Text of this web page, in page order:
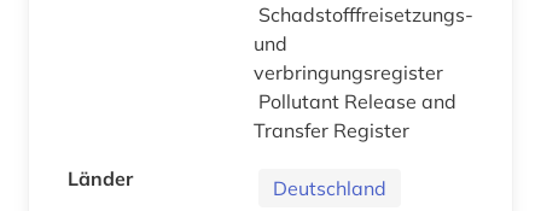
Schadstofffreisetzungs-
und
verbringungsregister
Pollutant Release and
Transfer Register
Länder
Deutschland